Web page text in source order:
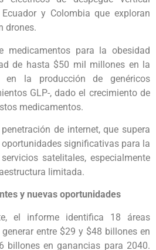
y Colombia que exploran
drones.
medicamentos para la obesidad
de hasta $50 mil millones en la
en la producción de genéricos
GLP-, dado el crecimiento de
medicamentos.
de internet, que supera
oportunidades significativas para la
satelitales, especialmente
limitada.
y nuevas oportunidades
el informe identifica 18 áreas
entre $29 y $48 billones en
billones en ganancias para 2040.